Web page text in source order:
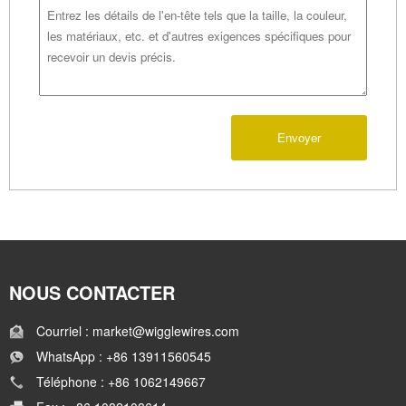
Envoyer
NOUS CONTACTER
Courriel : market@wigglewires.com
WhatsApp : +86 13911560545
Téléphone : +86 1062149667